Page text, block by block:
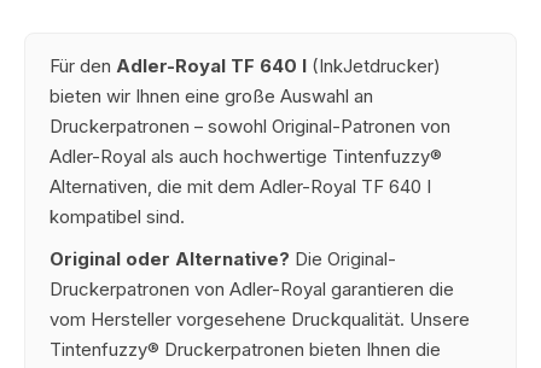
Für den Adler-Royal TF 640 I (InkJetdrucker)
bieten wir Ihnen eine große Auswahl an
Druckerpatronen – sowohl Original-Patronen von
Adler-Royal als auch hochwertige Tintenfuzzy®
Alternativen, die mit dem Adler-Royal TF 640 I
kompatibel sind.
Original oder Alternative? Die Original-
Druckerpatronen von Adler-Royal garantieren die
vom Hersteller vorgesehene Druckqualität. Unsere
Tintenfuzzy® Druckerpatronen bieten Ihnen die